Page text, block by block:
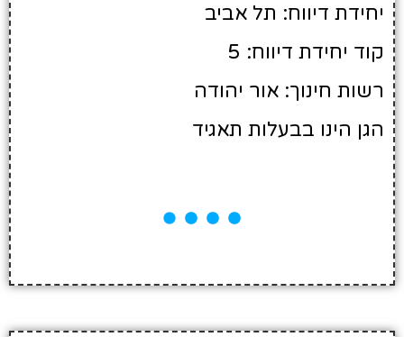
יחידת דיווח: תל אביב
קוד יחידת דיווח: 5
רשות חינוך: אור יהודה
הגן הינו בבעלות תאגיד